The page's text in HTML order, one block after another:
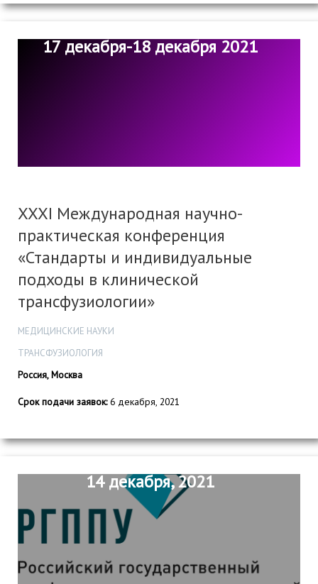
17 декабря-18 декабря 2021
XXXI Международная научно-
практическая конференция
«Стандарты и индивидуальные
подходы в клинической
трансфузиологии»
МЕДИЦИНСКИЕ НАУКИ
ТРАНСФУЗИОЛОГИЯ
Россия, Москва
Срок подачи заявок:6 декабря, 2021
14 декабря, 2021